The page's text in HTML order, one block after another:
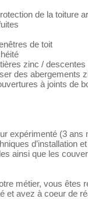
de la toiture
de toit
zinc / descentes
des abergements
à joints de
expérimenté (3 ans
d’installation
ainsi que les
métier, vous êtes
et avez à coeur de